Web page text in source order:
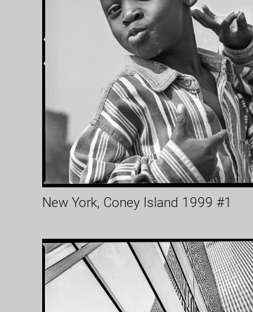
New York, Coney Island 1999 #1